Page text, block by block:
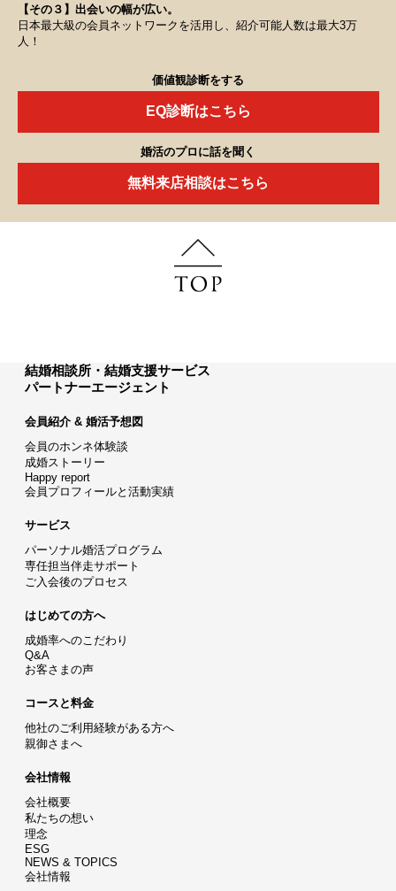
【その３】出会いの幅が広い。
日本最大級の会員ネットワークを活用し、紹介可能人数は最大3万
人！
価値観診断をする
EQ診断はこちら
婚活のプロに話を聞く
無料来店相談はこちら
結婚相談所・結婚支援サービス
パートナーエージェント
会員紹介 & 婚活予想図
会員のホンネ体験談
成婚ストーリー
Happy report
会員プロフィールと活動実績
サービス
パーソナル婚活プログラム
専任担当伴走サポート
ご入会後のプロセス
はじめての方へ
成婚率へのこだわり
Q&A
お客さまの声
コースと料金
他社のご利用経験がある方へ
親御さまへ
会社情報
会社概要
私たちの想い
理念
ESG
NEWS & TOPICS
会社情報